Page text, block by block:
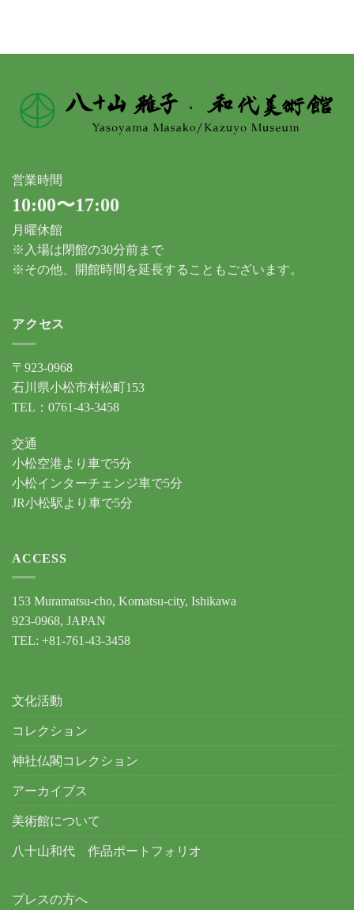
営業時間
10:00〜17:00
月曜休館
※入場は閉館の30分前まで
※その他、開館時間を延長することもございます。
アクセス
〒923-0968
石川県小松市村松町153
TEL：0761-43-3458
交通
小松空港より車で5分
小松インターチェンジ車で5分
JR小松駅より車で5分
ACCESS
153 Muramatsu-cho, Komatsu-city, Ishikawa
923-0968, JAPAN
TEL: +81-761-43-3458
文化活動
コレクション
神社仏閣コレクション
アーカイブス
美術館について
八十山和代 作品ポートフォリオ
プレスの方へ